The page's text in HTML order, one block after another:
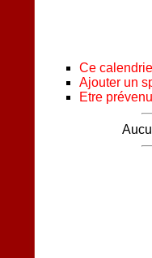
Ce
Ajouter un
Etre